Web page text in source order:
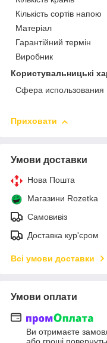
Кількість сортів напою
Матеріал
Гарантійний термін
Виробник
Користувальницькі
Сфера использования
Приховати
Умови доставки
Нова Пошта
Магазини Rozetka
Самовивіз
Доставка кур'єром
Всі умови доставки
Умови оплати
Ви отримаєте